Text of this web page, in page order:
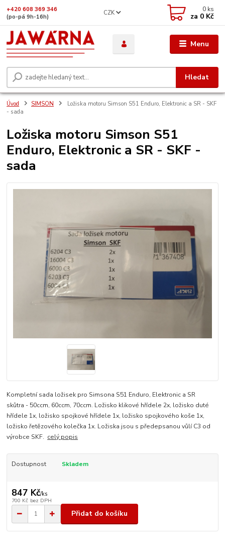
Menu
CZK
Hledat
+420 608 369 346
(po-pá 9h-16h)
0 ks
za 0 Kč
Úvod SIMSON
Ložiska motoru Simson S51 Enduro, Elektronic a SR - SKF
- sada
Ložiska motoru Simson S51
Enduro, Elektronic a SR - SKF -
sada
Kompletní sada ložisek pro Simsona S51 Enduro, Elektronic a SR
skůtra - 50ccm, 60ccm, 70ccm. Ložisko klikové hřídele 2x, ložisko duté
hřídele 1x, ložisko spojkové hřídele 1x, ložisko spojkového koše 1x,
ložisko řetězového kolečka 1x. Ložiska jsou s předepsanou vůlí C3 od
výrobce SKF. celý popis
Dostupnost Skladem
847 Kč/ks
700 Kč bez DPH
Přidat do košíku